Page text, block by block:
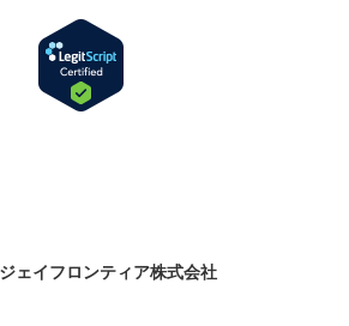
ェイフロンティア株式会社